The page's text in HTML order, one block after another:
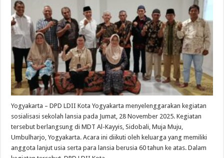
Yogyakarta – DPD LDII Kota Yogyakarta menyelenggarakan kegiatan
sosialisasi sekolah lansia pada Jumat, 28 November 2025. Kegiatan
tersebut berlangsung di MDT Al-Kayyis, Sidobali, Muja Muju,
Umbulharjo, Yogyakarta. Acara ini diikuti oleh keluarga yang memiliki
anggota lanjut usia serta para lansia berusia 60 tahun ke atas. Dalam